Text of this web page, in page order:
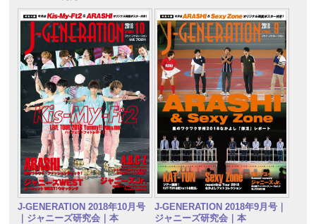
J-GENERATION 2018年10月号
｜ジャニーズ研究会｜本
J-GENERATION 2018年9月号｜
ジャニーズ研究会｜本